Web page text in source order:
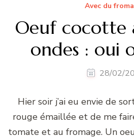
Avec du
Oeuf cocotte
ondes : oui
28/02/
Hier soir j’ai eu envie de
rouge émaillée et de me
tomate et au fromage. Un